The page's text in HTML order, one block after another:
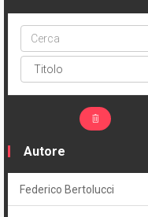
Cerca
ptype
Autore
Federico Bertolucci